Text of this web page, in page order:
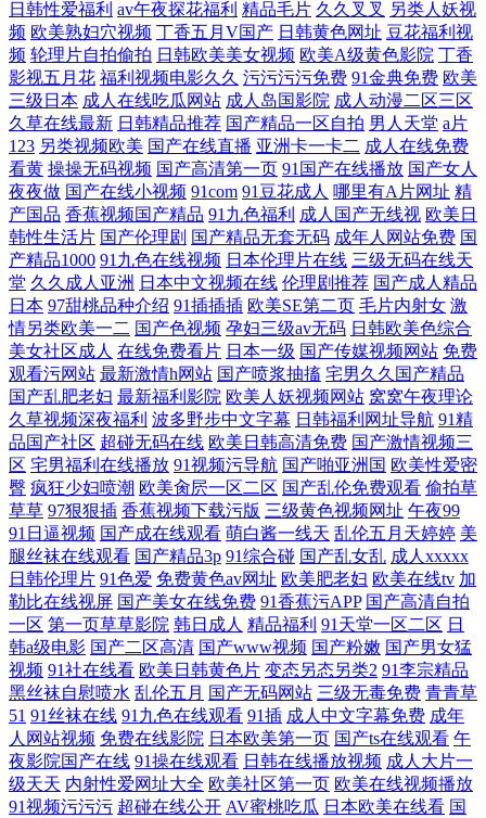
看黄a 久久6699精品国产人妻 尤物在线观看免费网址 九九色在线视频 亚
洲性情 含羞草AV影院 亚洲精品专区 国产永久免费视频 亚州国产精品一线
北
日韩性爱福利 av午夜探花福利 精品毛片 久久叉叉 另类人妖视
频 欧美熟妇穴视频 丁香五月V国产 日韩黄色网址 豆花福利视
频 轮理片自拍偷拍 日韩欧美美女视频 欧美A级黄色影院 丁香
影视五月花 福利视频电影久久 污污污污免费 91金典免费 欧美
三级日本 成人在线吃瓜网站 成人岛国影院 成人动漫二区三区
久草在线最新 日韩精品推荐 国产精品一区自拍 男人天堂 a片
123 另类视频欧美 国产在线直播 亚洲卡一卡二 成人在线免费
看黄 操操无码视频 国产高清第一页 91国产在线播放 国产女人
夜夜做 国产在线小视频 91com 91豆花成人 哪里有A片网址 精
产国品 香蕉视频国产精品 91九色福利 成人国产无线视 欧美日
韩性生活片 国产伦理剧 国产精品无套无码 成年人网站免费 国
产精品1000 91九色在线视频 日本伦理片在线 三级无码在线天
堂 久久成人亚洲 日本中文视频在线 伦理剧推荐 国产成人精品
日本 97甜桃品种介绍 91插插插 欧美SE第二页 毛片内射女 激
情另类欧美一二 国产色视频 孕妇三级av无码 日韩欧美色综合
美女社区成人 在线免费看片 日本一级 国产传媒视频网站 免费
观看污网站 最新激情h网站 国产喷浆抽搐 宅男久久国产精品
国产乱肥老妇 最新福利影院 欧美人妖视频网站 窝窝午夜理论
久草视频深夜福利 波多野步中文字幕 日韩福利网址导航 91精
品国产社区 超碰无码在线 欧美日韩高清免费 国产激情视频三
区 宅男福利在线播放 91视频污导航 国产啪亚洲国 欧美性爱密
臀 疯狂少妇喷潮 欧美肏屄一区二区 国产乱伦免费观看 偷拍草
草草 97狠狠插 香蕉视频下载污版 三级黄色视频网址 午夜99
91日逼视频 国产成在线观看 萌白酱一线天 乱伦五月天婷婷 美
腿丝袜在线观看 国产精品3p 91综合碰 国产乱女乱 成人xxxxx
日韩伦理片 91色爱 免费黄色av网址 欧美肥老妇 欧美在线tv 加
勒比在线视屏 国产美女在线免费 91香蕉污APP 国产高清自拍
一区 第一页草草影院 韩日成人 精品福利 91天堂一区二区 日
韩a级电影 国产二区高清 国产www视频 国产粉嫩 国产男女猛
视频 91社在线看 欧美日韩黄色片 变态另态另类2 91李宗精品
黑丝袜自慰喷水 乱伦五月 国产无码网站 三级无毒免费 青青草
51 91丝袜在线 91九色在线观看 91插 成人中文字幕免费 成年
人网站视频 免费在线影院 日本欧美第一页 国产ts在线观看 午
夜影院国产在线 91操在线观看 日韩在线播放视频 成人大片一
级天天 内射性爱网址大全 欧美社区第一页 欧美在线视频播放
91视频污污污 超碰在线公开 AV蜜桃吃瓜 日本欧美在线看 国